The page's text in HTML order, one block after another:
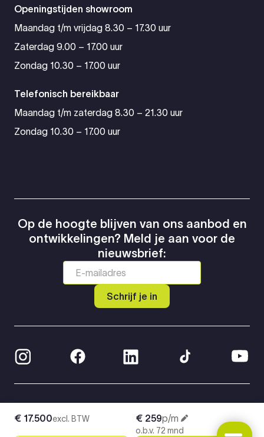
€ 259p/m
o.b.v. 72 mnd
€ 17.500excl. BTW
Openingstijden showroom
Maandag t/m vrijdag 8.30 – 17.30 uur
Zaterdag 9.00 – 17.00 uur
Zondag 10.30 – 17.00 uur
Telefonisch bereikbaar
Maandag t/m zaterdag 8.30 – 21.30 uur
Zondag 10.30 – 17.00 uur
Op de hoogte blijven van ons aanbod en
ontwikkelingen? Meld je aan voor de
nieuwsbrief:
Schrijf je in